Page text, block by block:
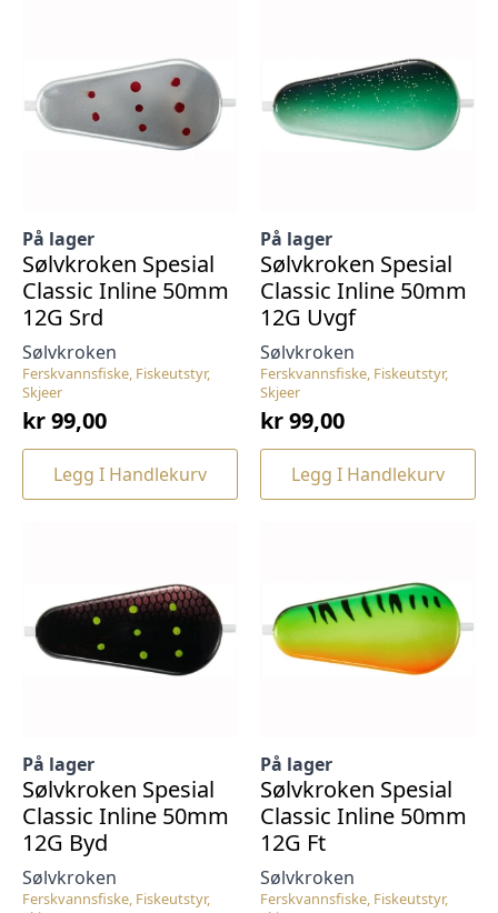
Ferskvannsfiske, Fiskeutstyr,
Skjeer
Sølvkroken
På lager
Sølvkroken Spesial
Classic Inline 50mm
12G Srd
kr99,00
Legg I Handlekurv
Ferskvannsfiske, Fiskeutstyr,
Skjeer
Sølvkroken
På lager
Sølvkroken Spesial
Classic Inline 50mm
12G Uvgf
kr99,00
Legg I Handlekurv
Ferskvannsfiske, Fiskeutstyr,
Sølvkroken
På lager
Sølvkroken Spesial
Classic Inline 50mm
12G Byd
Ferskvannsfiske, Fiskeutstyr,
Sølvkroken
På lager
Sølvkroken Spesial
Classic Inline 50mm
12G Ft